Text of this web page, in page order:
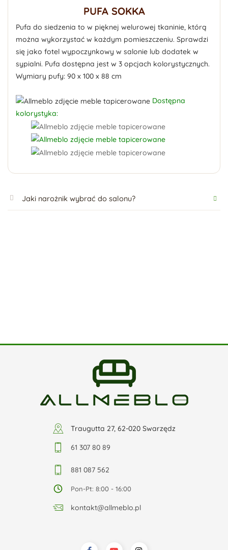
PUFA SOKKA
Pufa do siedzenia to w pięknej welurowej tkaninie, którą
można wykorzystać w każdym pomieszczeniu. Sprawdzi
się jako fotel wypoczynkowy w salonie lub dodatek w
sypialni. Pufa dostępna jest w 3 opcjach kolorystycznych.
Wymiary pufy: 90 x 100 x 88 cm
Dostępna
kolorystyka:
Jaki narożnik wybrać do salonu?
Traugutta 27, 62-020 Swarzędz
61 307 80 89
881 087 562
Pon-Pt: 8:00 - 16:00
kontakt@allmeblo.pl